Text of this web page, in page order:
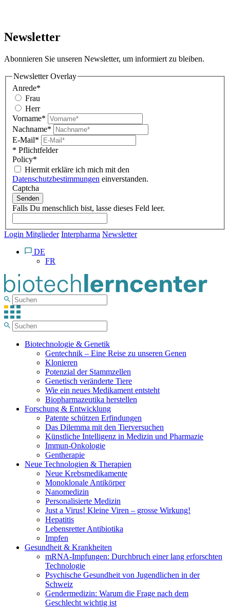
Newsletter
Abonnieren Sie unseren Newsletter, um informiert zu bleiben.
Newsletter Overlay
Anrede*
Frau
Herr
Vorname*
Nachname*
E-Mail*
* Pflichtfelder
Policy*
Hiermit erkläre ich mich mit den
Datenschutzbestimmungen einverstanden.
Captcha
Senden
Falls Du menschlich bist, lasse dieses Feld leer.
Login Mitglieder Interpharma Newsletter
DE
FR
Biotechnologie & Genetik
Gentechnik – Eine Reise zu unseren Genen
Klonieren
Potenzial der Stammzellen
Genetisch veränderte Tiere
Wie ein neues Medikament entsteht
Biopharmazeutika herstellen
Forschung & Entwicklung
Patente schützen Erfindungen
Das Dilemma mit den Tierversuchen
Künstliche Intelligenz in Medizin und Pharmazie
Immun-Onkologie
Gentherapie
Neue Technologien & Therapien
Neue Krebsmedikamente
Monoklonale Antikörper
Nanomedizin
Personalisierte Medizin
Just a Virus! Kleine Viren – grosse Wirkung!
Hepatitis
Lebensretter Antibiotika
Impfen
Gesundheit & Krankheiten
mRNA-Impfungen: Durchbruch einer lang erforschten
Technologie
Psychische Gesundheit von Jugendlichen in der
Schweiz
Gendermedizin: Warum die Frage nach dem
Geschlecht wichtig ist